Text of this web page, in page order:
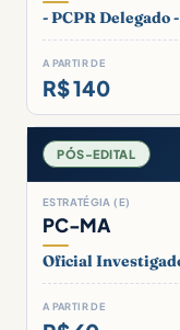
- PCPR Delegado
A PARTIR DE
R$ 140
PÓS-EDITAL
ESTRATÉGIA (E)
PC-MA
Oficial
A PARTIR DE